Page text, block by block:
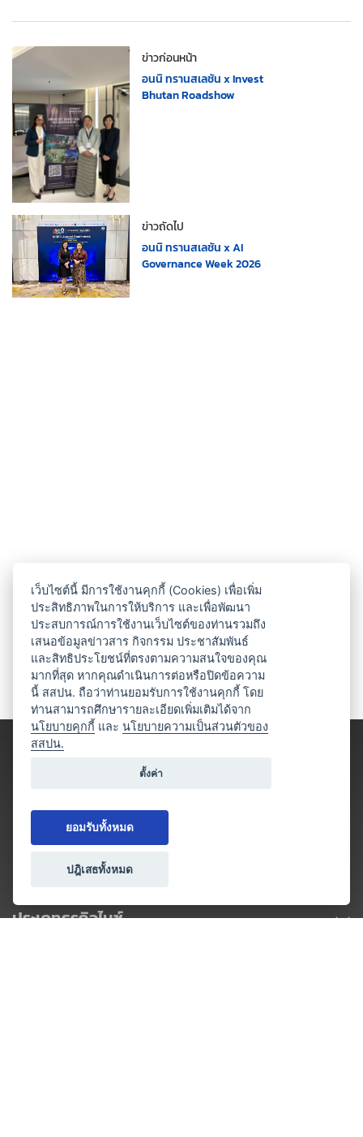
ข่าวก่อนหน้า
อนนิ ทรานสเลชัน x Invest
Bhutan Roadshow
ข่าวถัดไป
อนนิ ทรานสเลชัน x AI
Governance Week 2026
ประเภทธุรกิจไมซ์
เว็บไซต์นี้ มีการใช้งานคุกกี้ (Cookies) เพื่อเพิ่ม
ประสิทธิภาพในการให้บริการ และเพื่อพัฒนา
ประสบการณ์การใช้งานเว็บไซต์ของท่านรวมถึง
เสนอข้อมูลข่าวสาร กิจกรรม ประชาสัมพันธ์
และสิทธิประโยชน์ที่ตรงตามความสนใจของคุณ
มากที่สุด หากคุณดำเนินการต่อหรือปิดข้อความ
นี้ สสปน. ถือว่าท่านยอมรับการใช้งานคุกกี้ โดย
ท่านสามารถศึกษารายละเอียดเพิ่มเติมได้จาก
นโยบายคุกกี้ และนโยบายความเป็นส่วนตัวของ
สสปน.
ตั้งค่า
ยอมรับทั้งหมด
ปฎิเสธทั้งหมด